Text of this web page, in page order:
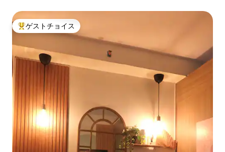
大好評のゲストチョイスです。
ゲストチョイス